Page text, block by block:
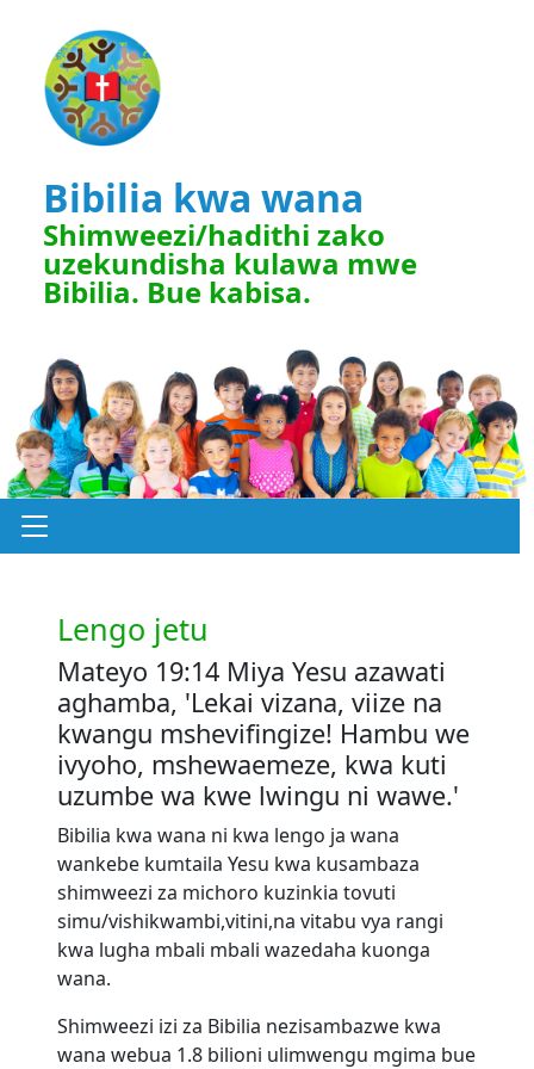
Bibilia kwa wana
Shimweezi/hadithi zako
uzekundisha kulawa mwe
Bibilia. Bue kabisa.
Lengo jetu
Mateyo 19:14 Miya Yesu azawati
aghamba, 'Lekai vizana, viize na
kwangu mshevifingize! Hambu we
ivyoho, mshewaemeze, kwa kuti
uzumbe wa kwe lwingu ni wawe.'
Bibilia kwa wana ni kwa lengo ja wana
wankebe kumtaila Yesu kwa kusambaza
shimweezi za michoro kuzinkia tovuti
simu/vishikwambi,vitini,na vitabu vya rangi
kwa lugha mbali mbali wazedaha kuonga
wana.
Shimweezi izi za Bibilia nezisambazwe kwa
wana webua 1.8 bilioni ulimwengu mgima bue